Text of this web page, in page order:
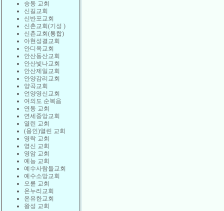
승동 교회
신길교회
신반포교회
신촌교회(기성 )
신촌교회(통합)
아현성결교회
안디옥교회
안산동산교회
안산빛나교회
안산제일교회
안양감리교회
양곡교회
언양영신교회
여의도 순복음
연동 교회
연세중앙교회
열린 교회
(용인)열린 교회
영락 교회
영신 교회
영암 교회
예능 교회
예수사람들교회
예수소망교회
오륜 교회
온누리교회
온유한교회
왕성 교회